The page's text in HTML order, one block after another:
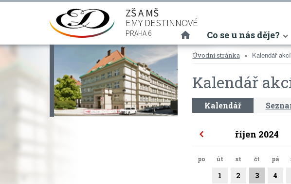
ZŠ A MŠ
EMY DESTINNOVÉ
PRAHA 6 (current)
Co se u nás děje?
Úvodní stránka Kalendář akcí
Kalendář
Kalendář
říjen 2024
po út st čt pá
1 2 3 4